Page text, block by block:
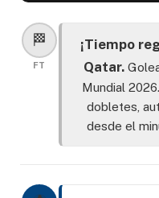
🏁
FT
¡Tiempo
Qatar.
Mundial
dobletes,
desde el